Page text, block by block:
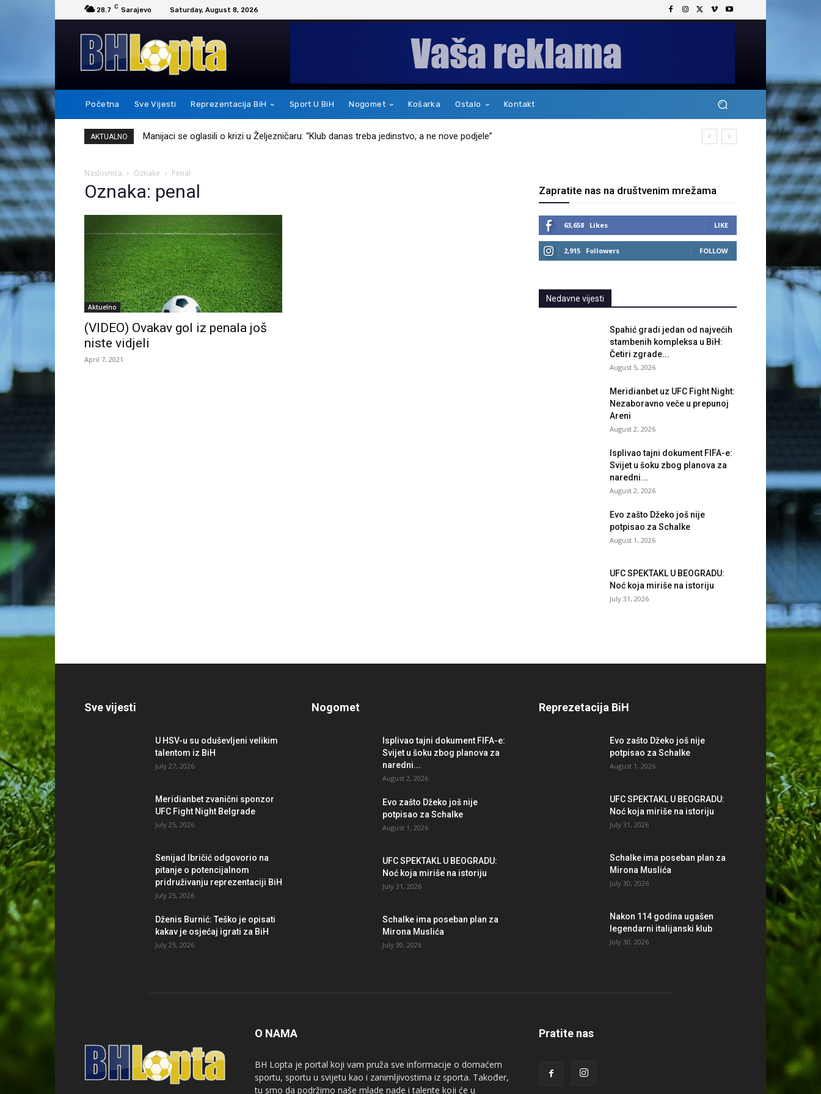
28.7 C Sarajevo Saturday, August 8, 2026
Početna Sve Vijesti Reprezentacija BiH Sport U BiH Nogomet Košarka Ostalo Kontakt
AKTUALNO Manijaci se oglasili o krizi u Željezničaru: “Klub danas treba jedinstvo, a ne nove podjele”
Naslovnica Oznake Penal
Oznaka: penal
Aktuelno
(VIDEO) Ovakav gol iz penala još
niste vidjeli
April 7, 2021
Zapratite nas na društvenim mrežama
63,658 Likes LIKE
2,915 Followers FOLLOW
Nedavne vijesti
Spahić gradi jedan od najvećih
stambenih kompleksa u BiH:
Četiri zgrade...
August 5, 2026
Meridianbet uz UFC Fight Night:
Nezaboravno veče u prepunoj
Areni
August 2, 2026
Isplivao tajni dokument FIFA-e:
Svijet u šoku zbog planova za
naredni...
August 2, 2026
Evo zašto Džeko još nije
potpisao za Schalke
August 1, 2026
UFC SPEKTAKL U BEOGRADU:
Noć koja miriše na istoriju
July 31, 2026
Sve vijesti
U HSV-u su oduševljeni velikim
talentom iz BiH
July 27, 2026
Meridianbet zvanični sponzor
UFC Fight Night Belgrade
July 25, 2026
Senijad Ibričić odgovorio na
pitanje o potencijalnom
pridruživanju reprezentaciji BiH
July 25, 2026
Dženis Burnić: Teško je opisati
kakav je osjećaj igrati za BiH
July 25, 2026
Nogomet
Isplivao tajni dokument FIFA-e:
Svijet u šoku zbog planova za
naredni...
August 2, 2026
Evo zašto Džeko još nije
potpisao za Schalke
August 1, 2026
UFC SPEKTAKL U BEOGRADU:
Noć koja miriše na istoriju
July 31, 2026
Schalke ima poseban plan za
Mirona Muslića
July 30, 2026
Reprezetacija BiH
Evo zašto Džeko još nije
potpisao za Schalke
August 1, 2026
UFC SPEKTAKL U BEOGRADU:
Noć koja miriše na istoriju
July 31, 2026
Schalke ima poseban plan za
Mirona Muslića
July 30, 2026
Nakon 114 godina ugašen
legendarni italijanski klub
July 30, 2026
O NAMA
BH Lopta je portal koji vam pruža sve informacije o domaćem
sportu, sportu u svijetu kao i zanimljivostima iz sporta. Također,
tu smo da podržimo naše mlade nade i talente koji će u
Pratite nas